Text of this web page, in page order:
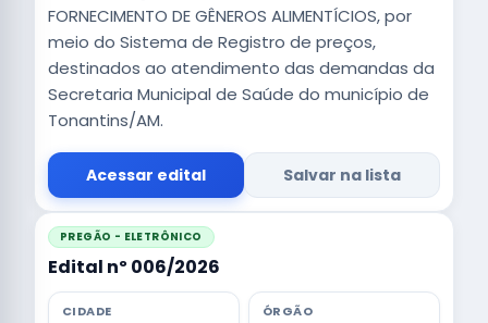
FORNECIMENTO DE GÊNEROS ALIMENTÍCIOS, por
meio do Sistema de Registro de preços,
destinados ao atendimento das demandas da
Secretaria Municipal de Saúde do município de
Tonantins/AM.
Acessar edital Salvar na lista
PREGÃO - ELETRÔNICO
Edital nº 006/2026
CIDADE ÓRGÃO